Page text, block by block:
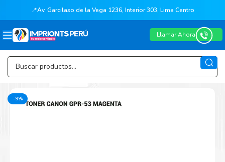
📍Av. Garcilaso de la Vega 1236, Interior 303, Lima Centro
Llamar Ahora
-9%